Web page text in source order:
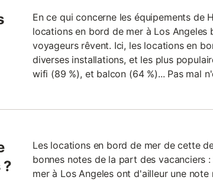
En ce qui concerne les équipements de
locations en bord de mer à Los
voyageurs rêvent. Ici, les locations en
diverses installations, et les plus
wifi (89 %), et balcon (64 %)... Pas mal
Les locations en bord de mer de cette
bonnes notes de la part des vacanciers
mer à Los Angeles ont d'ailleur une